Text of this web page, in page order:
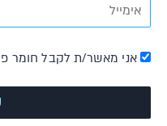
אני מאשר/ת לקבל חומר